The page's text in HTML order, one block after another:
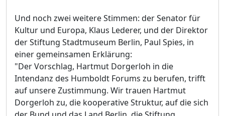
Und noch zwei weitere Stimmen: der Senator für
Kultur und Europa, Klaus Lederer, und der Direktor
der Stiftung Stadtmuseum Berlin, Paul Spies, in
einer gemeinsamen Erklärung:
"Der Vorschlag, Hartmut Dorgerloh in die
Intendanz des Humboldt Forums zu berufen, trifft
auf unsere Zustimmung. Wir trauen Hartmut
Dorgerloh zu, die kooperative Struktur, auf die sich